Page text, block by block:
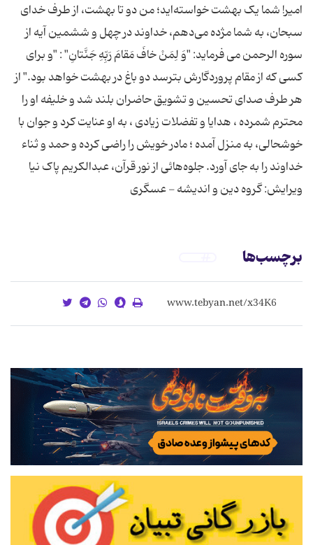
امیر! شما یک بهشت خواسته‌اید؛ من دو تا بهشت، از طرف خدای
سبحان، به شما مژده می‌دهم، خداوند در چهل و ششمین آیه از
سوره الرحمن می فرماید: "وَ لِمَنْ خافَ مَقامَ رَبِّهِ جَنَّتانِ" : "و برای
کسی که از مقام پروردگارش بترسد دو باغ در بهشت خواهد بود." از
هر طرف صدای تحسین و تشویق حاضران بلند شد و خلیفه او را
محترم شمرده ، هدایا و تفضلات زیادی ، به او عنایت کرد و جوان با
خوشحالی، به منزل آمده ؛ مادر خویش را راضی کرده و حمد و ثناء
خداوند را به جای آورد. جلوه‌هائی از نور قرآن، عبدالکریم پاک نیا
ویرایش: گروه دین و اندیشه - عسگری
برچسب‌ها